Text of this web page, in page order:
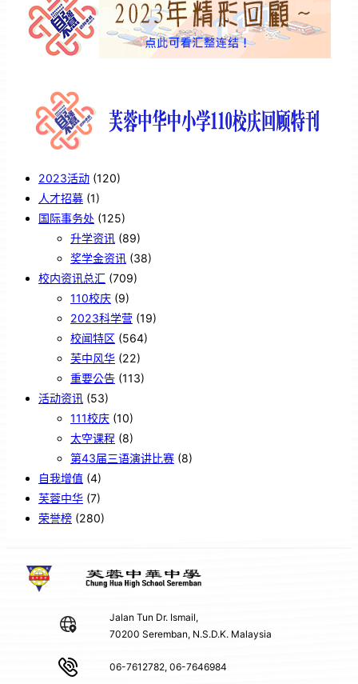
2023活动 (120)
人才招募 (1)
国际事务处 (125)
升学资讯 (89)
奖学金资讯 (38)
校内资讯总汇 (709)
110校庆 (9)
2023科学营 (19)
校闻特区 (564)
芙中风华 (22)
重要公告 (113)
活动资讯 (53)
111校庆 (10)
太空课程 (8)
第43届三语演讲比赛 (8)
自我增值 (4)
芙蓉中华 (7)
荣誉榜 (280)
Jalan Tun Dr. Ismail,
70200 Seremban, N.S.D.K. Malaysia
06-7612782, 06-7646984